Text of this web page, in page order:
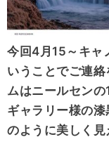
今回4月15～キャ
いうことでご連
ムはニールセン
ギャラリー様の
のように美しく